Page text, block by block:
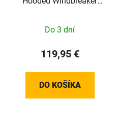
Do 3 dní
119,95 €
DO KOŠÍKA